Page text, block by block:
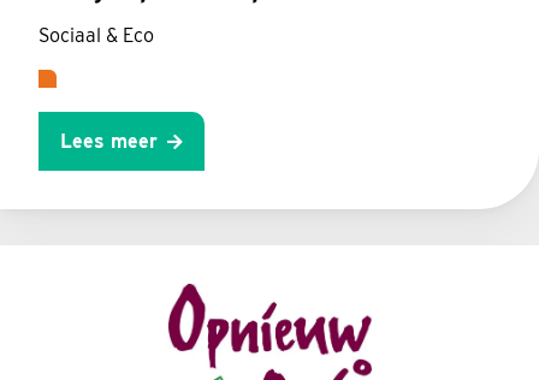
Sociaal & Eco
Lees meer